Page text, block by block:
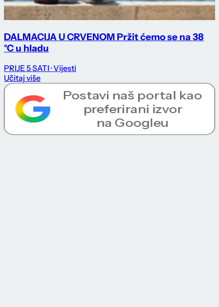
DALMACIJA U CRVENOM Pržit ćemo se na 38
°C u hladu
PRIJE 5 SATI · Vijesti
Učitaj više